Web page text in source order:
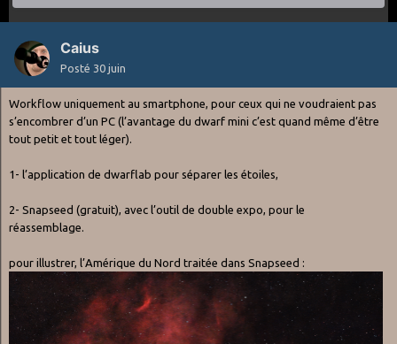
Equatorial wedge
Ça me permet de faire une mise en station sous le ° très
Au préalable avec le pied photo c'était un coup trop haut, un coup
trop bas .
Maintenant c'est nickel je n'ai plus aucun problème et ça me prend
2 min max!
Caius
Posté 30 juin
Workflow uniquement au smartphone, pour ceux qui ne voudraient pas
s’encombrer d’un PC (l’avantage du dwarf mini c’est quand même d’être
tout petit et tout léger).
1- l’application de dwarflab pour séparer les étoiles,
2- Snapseed (gratuit), avec l’outil de double expo, pour le
réassemblage.
pour illustrer, l’Amérique du Nord traitée dans Snapseed :